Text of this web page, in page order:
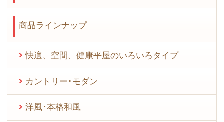
商品ラインナップ
快適、空間、健康平屋のいろいろタイプ
カントリー･モダン
洋風･本格和風